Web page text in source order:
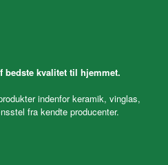
kvalitet til hjemmet.
indenfor keramik, vinglas,
fra kendte producenter.